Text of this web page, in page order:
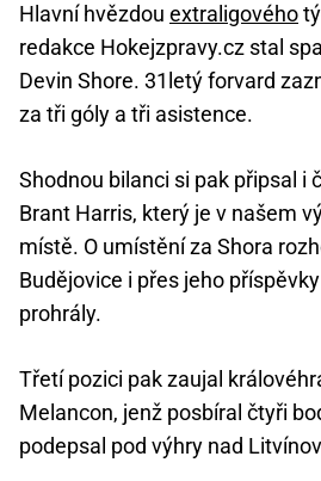
Hlavní hvězdou extraligového
redakce Hokejzpravy.cz stal
Devin Shore. 31letý forvard
za tři góly a tři asistence.
Shodnou bilanci si pak připsal i
Brant Harris, který je v našem
místě. O umístění za Shora
Budějovice i přes jeho
prohrály.
Třetí pozici pak zaujal
Melancon, jenž posbíral čtyři
podepsal pod výhry nad